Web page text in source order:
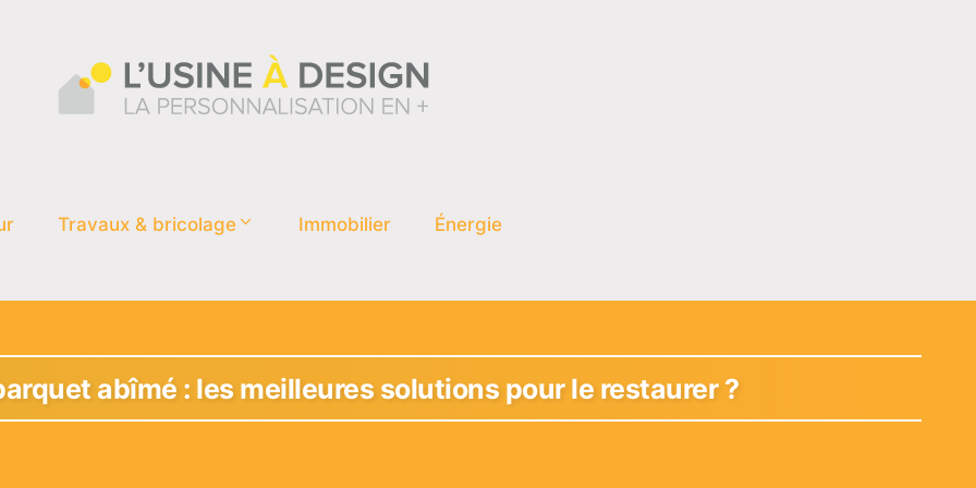
Travaux & bricolage Immobilier Énergie
abîmé : les meilleures solutions pour le restaurer ?